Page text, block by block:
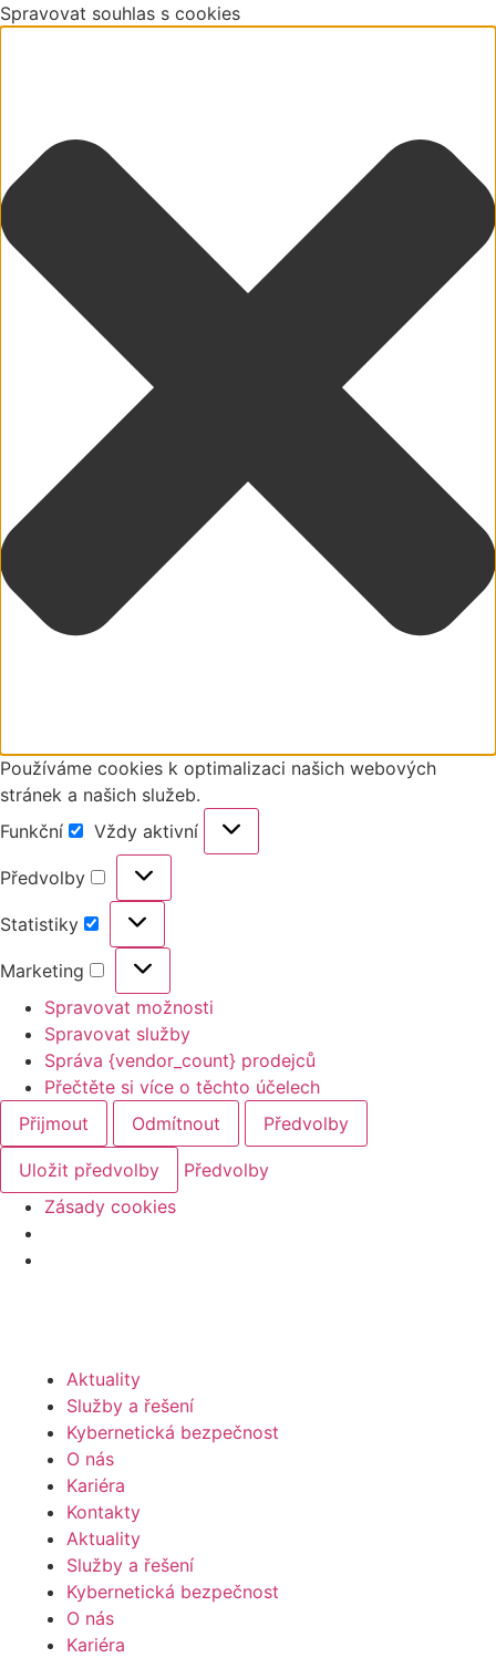
Spravovat souhlas s cookies
Používáme cookies k optimalizaci našich webových
stránek a našich služeb.
Funkční
Vždy aktivní
Předvolby
Statistiky
Marketing
Spravovat možnosti
Spravovat služby
Správa {vendor_count} prodejců
Přečtěte si více o těchto účelech
Přijmout
Odmítnout Předvolby
Uložit předvolby
Předvolby
Zásady cookies
Aktuality
Služby a řešení
Kybernetická bezpečnost
O nás
Kariéra
Kontakty
Aktuality
Služby a řešení
Kybernetická bezpečnost
O nás
Kariéra